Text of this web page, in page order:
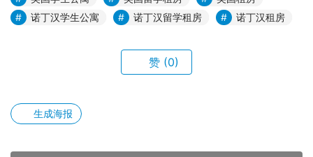
诺丁汉学生公寓
诺丁汉留学租房 诺丁汉租房
赞 (0)
生成海报